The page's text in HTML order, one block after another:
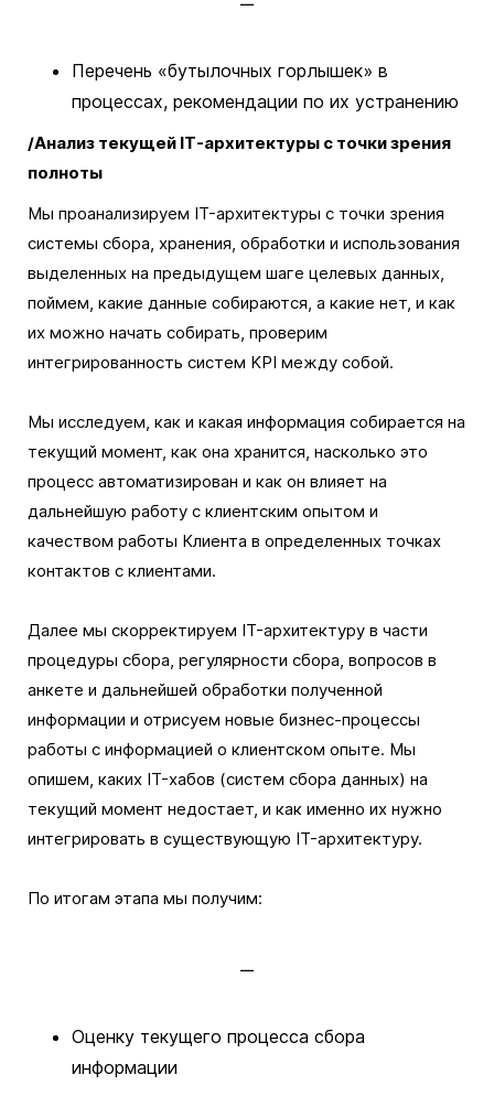
Перечень «бутылочных горлышек» в
процессах, рекомендации по их устранению
/Анализ текущей IT-архитектуры с точки зрения
полноты
Мы проанализируем IT-архитектуры с точки зрения
системы сбора, хранения, обработки и использования
выделенных на предыдущем шаге целевых данных,
поймем, какие данные собираются, а какие нет, и как
их можно начать собирать, проверим
интегрированность систем KPI между собой.
Мы исследуем, как и какая информация собирается на
текущий момент, как она хранится, насколько это
процесс автоматизирован и как он влияет на
дальнейшую работу с клиентским опытом и
качеством работы Клиента в определенных точках
контактов с клиентами.
Далее мы скорректируем IT-архитектуру в части
процедуры сбора, регулярности сбора, вопросов в
анкете и дальнейшей обработки полученной
информации и отрисуем новые бизнес-процессы
работы с информацией о клиентском опыте. Мы
опишем, каких IT-хабов (систем сбора данных) на
текущий момент недостает, и как именно их нужно
интегрировать в существующую IT-архитектуру.
По итогам этапа мы получим:
Оценку текущего процесса сбора
информации